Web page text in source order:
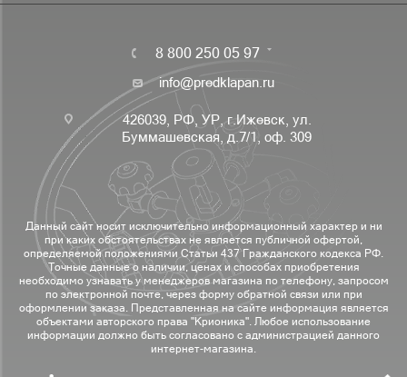
8 800 250 05 97
info@predklapan.ru
426039, РФ, УР, г.Ижевск, ул.
Буммашевская, д.7/1, оф. 309
Данный сайт носит исключительно информационный характер и ни
при каких обстоятельствах не является публичной офертой,
определяемой положениями Статьи 437 Гражданского кодекса РФ.
Точные данные о наличии, ценах и способах приобретения
необходимо узнавать у менеджеров магазина по телефону, запросом
по электронной почте, через форму обратной связи или при
оформлении заказа. Представленная на сайте информация является
объектами авторского права "Крионика". Любое использование
информации должно быть согласовано с администрацией данного
интернет-магазина.